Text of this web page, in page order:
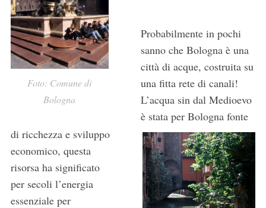
Foto: Comune di
Bologna
Probabilmente in pochi
sanno che Bologna è una
città di acque, costruita su
una fitta rete di canali!
L’acqua sin dal Medioevo
è stata per Bologna fonte
di ricchezza e sviluppo
economico, questa
risorsa ha significato
per secoli l’energia
essenziale per